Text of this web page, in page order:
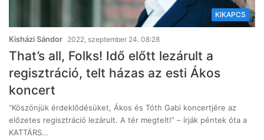
KIKAPCS
Kisházi Sándor 2022, szeptember 24. 08:28
That’s all, Folks! Idő előtt lezárult a
regisztráció, telt házas az esti Ákos
koncert
“Köszönjük érdeklődésüket, Ákos és Tóth Gabi koncertjére az
előzetes regisztráció lezárult. A tér megtelt!” – írják péntek óta a
KATTÁRS…